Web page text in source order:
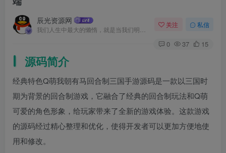
辰光资源网 关注 私信
0 37 15
源码简介
经典特色Q萌我朝有马回合制三国手游源码是一款以三国时
期为背景的回合制游戏，它融合了经典的回合制玩法和Q萌
可爱的角色形象，给玩家带来了全新的游戏体验。这款游戏
的源码经过精心整理和优化，使得开发者可以更加方便地使
用和修改。